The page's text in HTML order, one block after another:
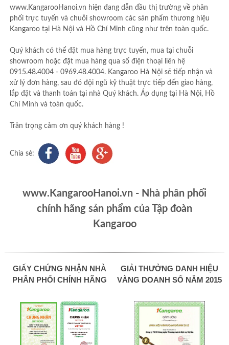
www.KangarooHanoi.vn hiện đang dẫn đầu thị trường về phân
phối trực tuyến và chuỗi showroom các sản phẩm thương hiệu
Kangaroo tại Hà Nội và Hồ Chí Minh cũng như trên toàn quốc.
Quý khách có thể đặt mua hàng trực tuyến, mua tại chuỗi
showroom hoặc đặt mua hàng qua số điện thoại liên hệ
0915.48.4004 - 0969.48.4004. Kangaroo Hà Nội sẽ tiếp nhận và
xử lý đơn hàng, sau đó đội ngũ kỹ thuật trực tiếp đến giao hàng,
lắp đặt và thanh toán tại nhà Quý khách. Áp dụng tại Hà Nội, Hồ
Chí Minh và toàn quốc.
Trân trọng cảm ơn quý khách hàng !
Chia sẻ:
www.KangarooHanoi.vn - Nhà phân phối
chính hãng sản phẩm của Tập đoàn
Kangaroo
GIẤY CHỨNG NHẬN NHÀ
PHÂN PHỐI CHÍNH HÃNG
GIẢI THƯỞNG DANH HIỆU
VÀNG DOANH SỐ NĂM 2015